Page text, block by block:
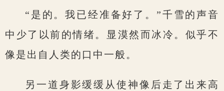
“是的。我已经准备好了。”千雪的声音
中少了以前的情绪。显漠然而冰冷。似乎不
像是出自人类的口中一般。
另一道身影缓缓从使神像后走了出来高